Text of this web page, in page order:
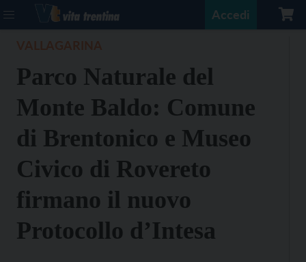
Accedi
Parco Naturale del
Monte Baldo: Comune
di Brentonico e Museo
Civico di Rovereto
firmano il nuovo
Protocollo d’Intesa